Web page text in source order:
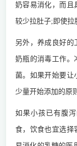
奶容易消化，而且
较少拉肚子;即使拉
另外，养成良好的
奶瓶的消毒工作。
菌。如果开始要让
少量开始添加的原
如果小孩已有腹
食，饮食也宜选择